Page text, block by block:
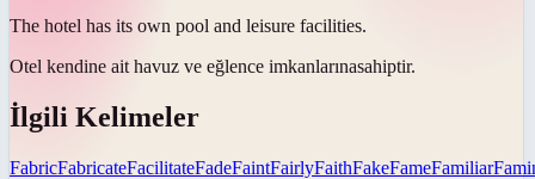
The hotel has its own pool and leisure facilities.
Otel kendine ait havuz ve eğlence imkanlarınasahiptir.
İlgili Kelimeler
FabricFabricateFacilitateFadeFaintFairlyFaithFakeFameFamiliar